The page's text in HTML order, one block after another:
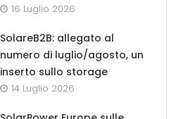
16 Luglio 2026
SolareB2B: allegato al
numero di luglio/agosto, un
inserto sullo storage
14 Luglio 2026